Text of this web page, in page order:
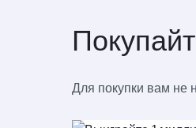
Для покупки вам не